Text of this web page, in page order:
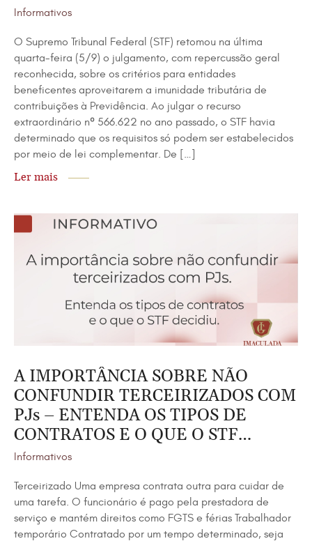
Informativos
O Supremo Tribunal Federal (STF) retomou na última
quarta-feira (5/9) o julgamento, com repercussão geral
reconhecida, sobre os critérios para entidades
beneficentes aproveitarem a imunidade tributária de
contribuições à Previdência. Ao julgar o recurso
extraordinário nº 566.622 no ano passado, o STF havia
determinado que os requisitos só podem ser estabelecidos
por meio de lei complementar. De […]
Ler mais
A IMPORTÂNCIA SOBRE NÃO
CONFUNDIR TERCEIRIZADOS COM
PJs – ENTENDA OS TIPOS DE
CONTRATOS E O QUE O STF
DECIDIU.
Informativos
Terceirizado Uma empresa contrata outra para cuidar de
uma tarefa. O funcionário é pago pela prestadora de
serviço e mantém direitos como FGTS e férias Trabalhador
temporário Contratado por um tempo determinado, seja